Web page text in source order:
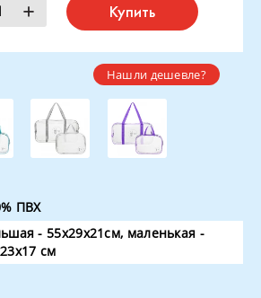
Купить
Нашли дешевле?
ПВХ
- 55х29х21см, маленькая -
см